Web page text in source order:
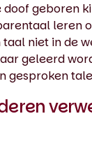
doof geboren
leren
niet in de
geleerd
gesproken